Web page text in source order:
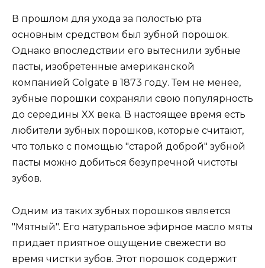
В прошлом для ухода за полостью рта
основным средством был зубной порошок.
Однако впоследствии его вытеснили зубные
пасты, изобретенные американской
компанией Colgate в 1873 году. Тем не менее,
зубные порошки сохраняли свою популярность
до середины XX века. В настоящее время есть
любители зубных порошков, которые считают,
что только с помощью "старой доброй" зубной
пасты можно добиться безупречной чистоты
зубов.
Одним из таких зубных порошков является
"Мятный". Его натуральное эфирное масло мяты
придает приятное ощущение свежести во
время чистки зубов. Этот порошок содержит